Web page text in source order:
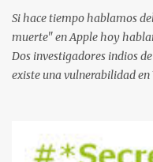
Si hace tiempo hablamos
muerte" en Apple hoy
Dos investigadores indios
existe una vulnerabilidad
La vulnerabilidad ha sido
mayoría de las versiones